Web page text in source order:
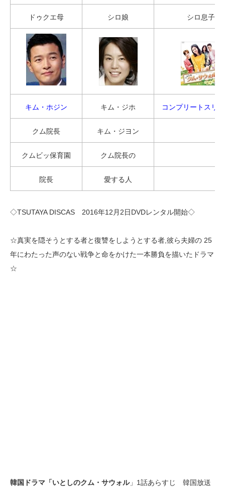
ドゥクエ母 シロ娘 シロ息子
キム・ホジン キム・ジホ コンプリートスリ
クム院長 キム・ジヨン
クムビッ保育園 クム院長の
院長 愛する人
◇TSUTAYA DISCAS 2016年12月2日DVDレンタル開始◇
☆真実を隠そうとする者と復讐をしようとする者,彼ら夫婦の 25
年にわたった声のない戦争と命をかけた一本勝負を描いたドラマ
☆
韓国ドラマ「いとしのクム・サウォル」1話あらすじ 韓国放送